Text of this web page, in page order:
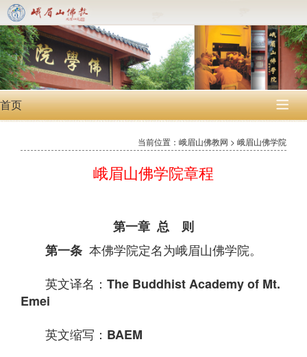
首页 
当前位置：峨眉山佛教网 > 峨眉山佛学院
峨眉山佛学院章程
第一章 总 则
第一条 本佛学院定名为峨眉山佛学院。
英文译名： The Buddhist Academy of Mt.
Emei
英文缩写： BAEM